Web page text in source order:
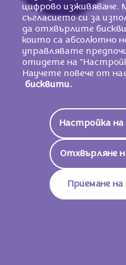
Хранителни
Енергийна
Мазнини
От Които Наситени
Мастни Киселини
Въглехидрати
От Които Захари
цифрово изживяване.
съгласието си за
да отхвърлите
които са абсолютно
управлявате
отидете на
Научете повече от
бисквити.
Настройка на
Отхвърляне
Приемане